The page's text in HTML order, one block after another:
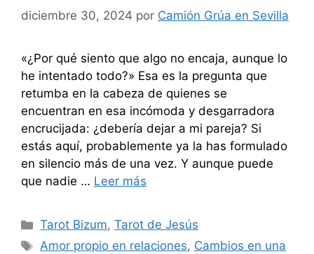
diciembre 30, 2024 por Camión Grúa en Sevilla
«¿Por qué siento que algo no encaja, aunque lo
he intentado todo?» Esa es la pregunta que
retumba en la cabeza de quienes se
encuentran en esa incómoda y desgarradora
encrucijada: ¿debería dejar a mi pareja? Si
estás aquí, probablemente ya la has formulado
en silencio más de una vez. Y aunque puede
que nadie … Leer más
Categorías
Tarot Bizum,Tarot de Jesús
Etiquetas
Amor propio en relaciones, Cambios en una